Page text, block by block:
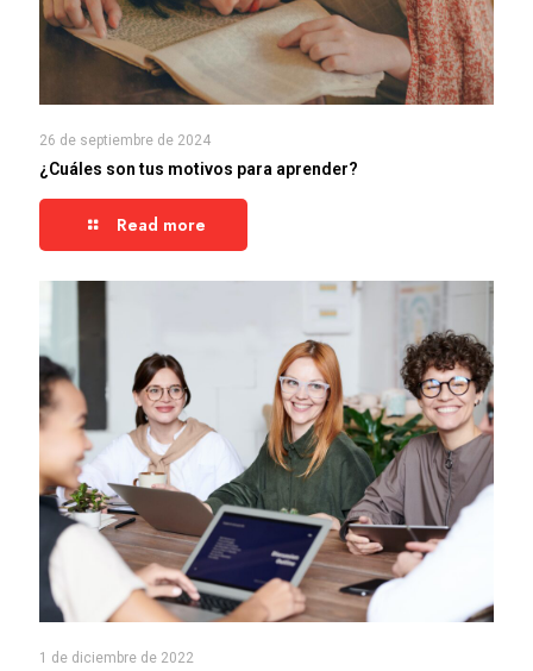
26 de septiembre de 2024
¿Cuáles son tus motivos para aprender?
Read more
1 de diciembre de 2022